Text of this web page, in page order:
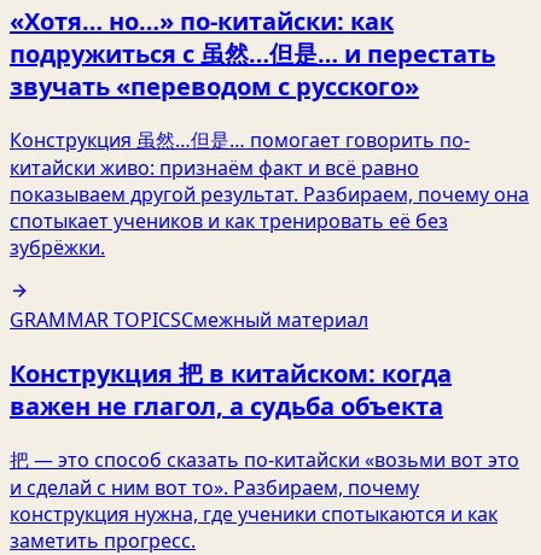
«Хотя… но…» по‑китайски: как
подружиться с 虽然…但是… и перестать
звучать «переводом с русского»
Конструкция 虽然…但是… помогает говорить по-
китайски живо: признаём факт и всё равно
показываем другой результат. Разбираем, почему она
спотыкает учеников и как тренировать её без
зубрёжки.
GRAMMAR TOPICSСмежный материал
Конструкция 把 в китайском: когда
важен не глагол, а судьба объекта
把 — это способ сказать по‑китайски «возьми вот это
и сделай с ним вот то». Разбираем, почему
конструкция нужна, где ученики спотыкаются и как
заметить прогресс.